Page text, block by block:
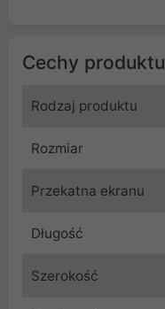
Cechy produktu
Rodzaj produktu
Rozmiar
Przekatna ekranu
Długość
Szerokość